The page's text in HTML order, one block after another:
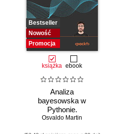
Bestseller
Nowość
Promocja
książka ebook
Analiza
bayesowska w
Pythonie.
Praktyczny
Osvaldo Martin